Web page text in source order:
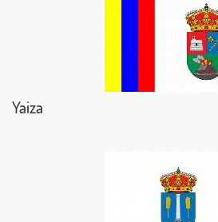
Yaiza